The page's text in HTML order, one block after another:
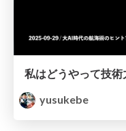
私はどうやって技
yusukebe